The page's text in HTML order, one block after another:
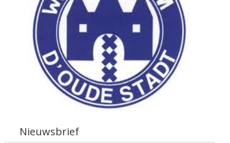
Nieuwsbrief